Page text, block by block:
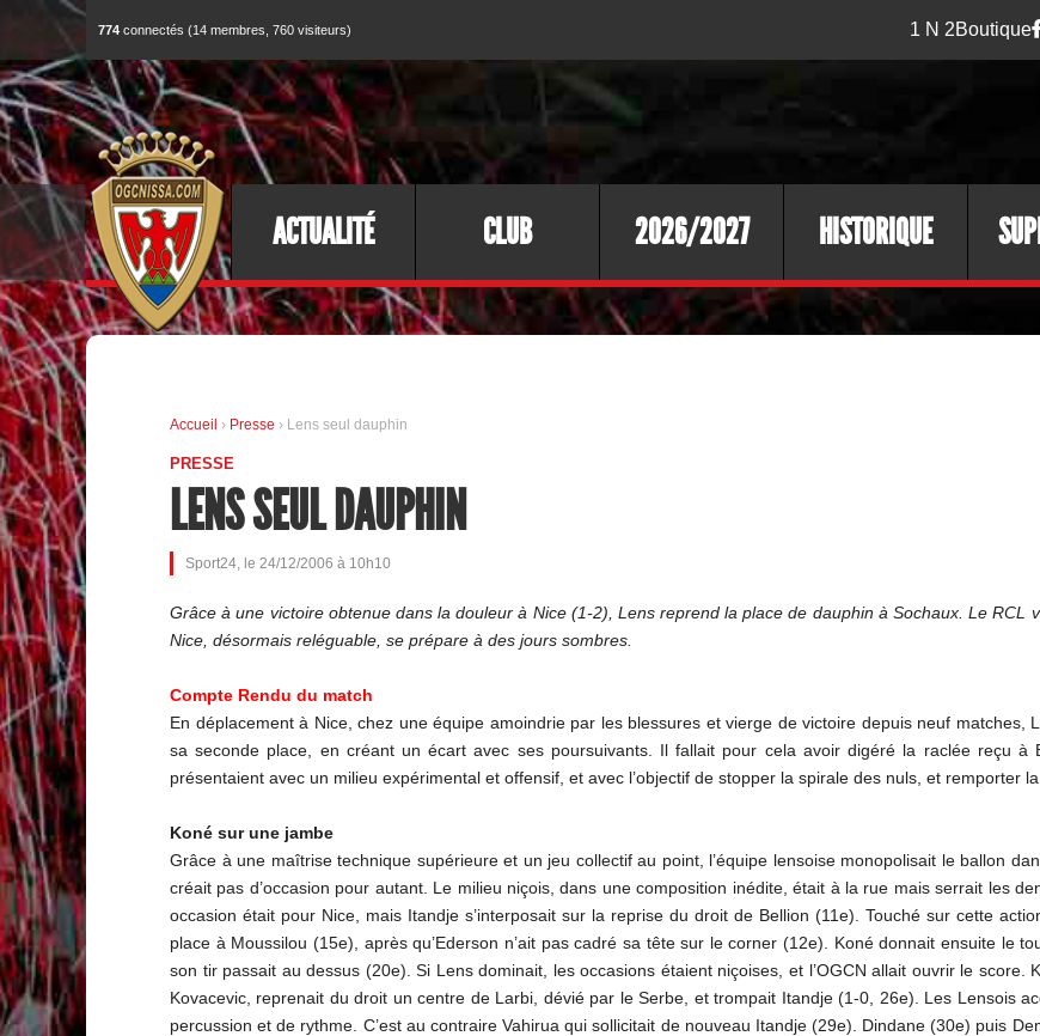
774 connectés (14 membres, 760 visiteurs) 1 N 2Boutique
ACTUALITÉ CLUB 2026/2027 HISTORIQUE
Accueil › Presse › Lens seul dauphin
PRESSE
LENS SEUL DAUPHIN
Sport24, le 24/12/2006 à 10h10
Grâce à une victoire obtenue dans la douleur à Nice (1-2), Lens reprend la place de dauphin à Sochaux. Le RCL
Nice, désormais reléguable, se prépare à des jours sombres.
Compte Rendu du match
En déplacement à Nice, chez une équipe amoindrie par les blessures et vierge de victoire depuis neuf matches,
sa seconde place, en créant un écart avec ses poursuivants. Il fallait pour cela avoir digéré la raclée reçu
présentaient avec un milieu expérimental et offensif, et avec l’objectif de stopper la spirale des nuls, et remporter
Koné sur une jambe
Grâce à une maîtrise technique supérieure et un jeu collectif au point, l’équipe lensoise monopolisait le ballon
créait pas d’occasion pour autant. Le milieu niçois, dans une composition inédite, était à la rue mais serrait les
occasion était pour Nice, mais Itandje s’interposait sur la reprise du droit de Bellion (11e). Touché sur cette
place à Moussilou (15e), après qu’Ederson n’ait pas cadré sa tête sur le corner (12e). Koné donnait ensuite le
son tir passait au dessus (20e). Si Lens dominait, les occasions étaient niçoises, et l’OGCN allait ouvrir le
Kovacevic, reprenait du droit un centre de Larbi, dévié par le Serbe, et trompait Itandje (1-0, 26e). Les Lensois
percussion et de rythme. C’est au contraire Vahirua qui sollicitait de nouveau Itandje (29e). Dindane (30e) puis